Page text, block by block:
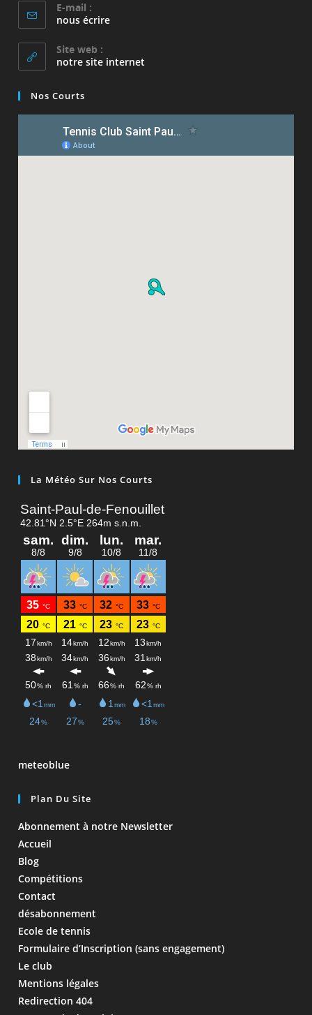
E-mail :
nous écrireS’ouvre
application
Site web :
notre site internet
Nos Courts
La Météo Sur Nos Courts
meteoblue
Plan Du Site
Abonnement à notre Newsletter
Accueil
Blog
Compétitions
Contact
désabonnement
Ecole de tennis
Formulaire d’Inscription (sans engagement)
Le club
Mentions légales
Redirection 404